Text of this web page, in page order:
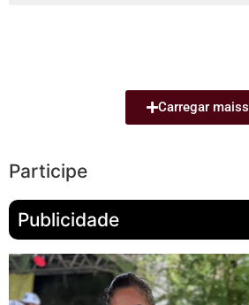
Carregar maiss
Participe
Publicidade